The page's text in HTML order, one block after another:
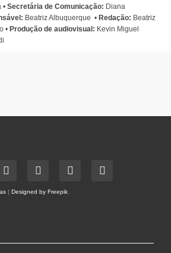
• Secretária de Comunicação: Diana
Beatriz Albuquerque • Redação: Beatriz
• Produção de audiovisual: Kevin Miguel
| Designed by Freepik.